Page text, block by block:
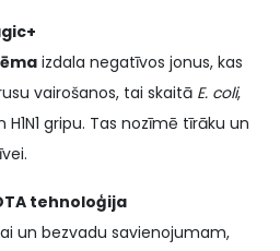
izdala negatīvos jonus, kas
vairošanos, tai skaitā E. coli,
H1N1 gripu. Tas nozīmē tīrāku un
tehnoloģija
un bezvadu savienojumam,